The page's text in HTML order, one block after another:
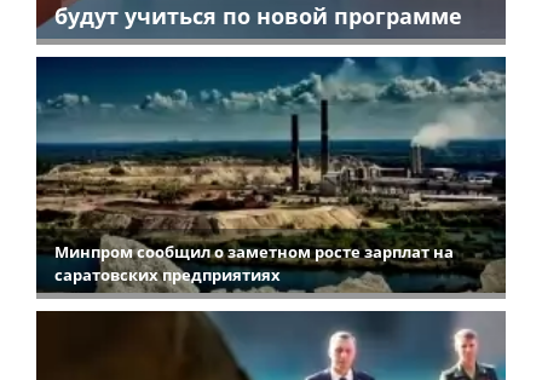
будут учиться по новой программе
Минпром сообщил о заметном росте зарплат на
саратовских предприятиях